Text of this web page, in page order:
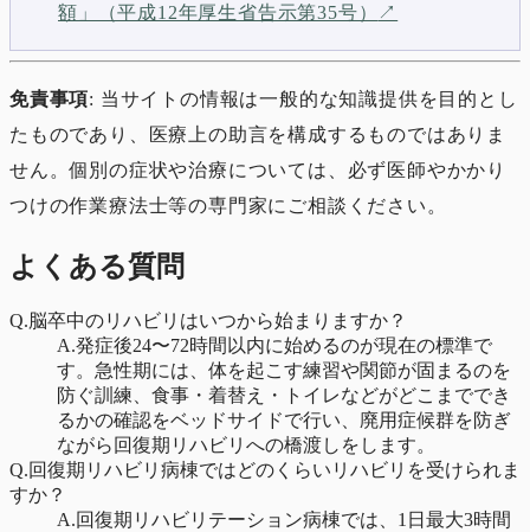
額」（平成12年厚生省告示第35号）
↗
免責事項: 当サイトの情報は一般的な知識提供を目的とし
たものであり、医療上の助言を構成するものではありま
せん。個別の症状や治療については、必ず医師やかかり
つけの作業療法士等の専門家にご相談ください。
よくある質問
Q. 脳卒中のリハビリはいつから始まりますか？
A.発症後24〜72時間以内に始めるのが現在の標準で
す。急性期には、体を起こす練習や関節が固まるのを
防ぐ訓練、食事・着替え・トイレなどがどこまででき
るかの確認をベッドサイドで行い、廃用症候群を防ぎ
ながら回復期リハビリへの橋渡しをします。
Q.回復期リハビリ病棟ではどのくらいリハビリを受けられま
すか？
A.回復期リハビリテーション病棟では、1日最大3時間